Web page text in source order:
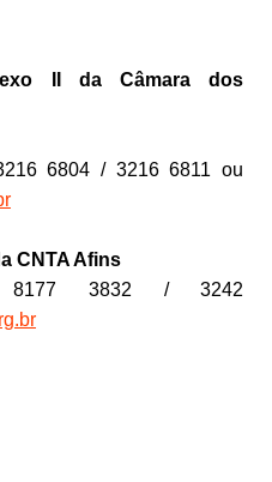
II da Câmara dos
6804 / 3216 6811 ou
CNTA Afins
8177 3832 / 3242